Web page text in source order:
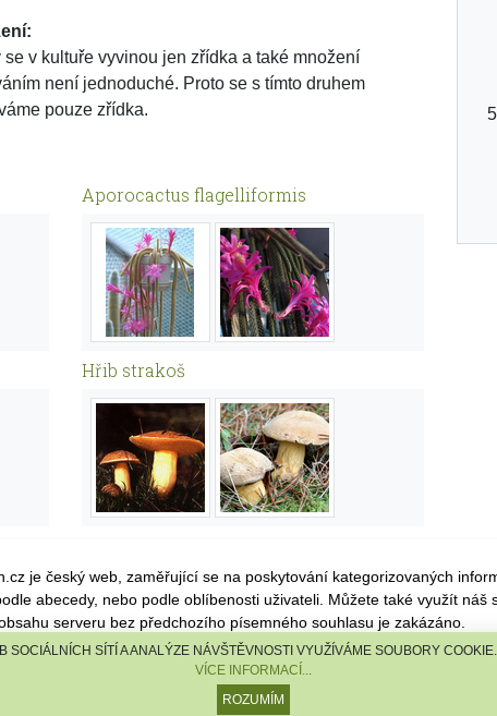
se v kultuře vyvinou jen zřídka a také množení
není jednoduché. Proto se s tímto druhem
pouze zřídka.
Aporocactus flagelliformis
Hřib strakoš
je český web, zaměřující se na poskytování kategorizovaných
abecedy, nebo podle oblíbenosti uživateli. Můžete také využít
serveru bez předchozího písemného souhlasu je zakázáno.
TISCALI MEDIA, a.s.|Člen skupiny DIGNITY, s.r.o.
SOCIÁLNÍCH SÍTÍ A ANALÝZE NÁVŠTĚVNOSTI VYUŽÍVÁME SOUBORY
VÍCE INFORMACÍ...
ROZUMÍM